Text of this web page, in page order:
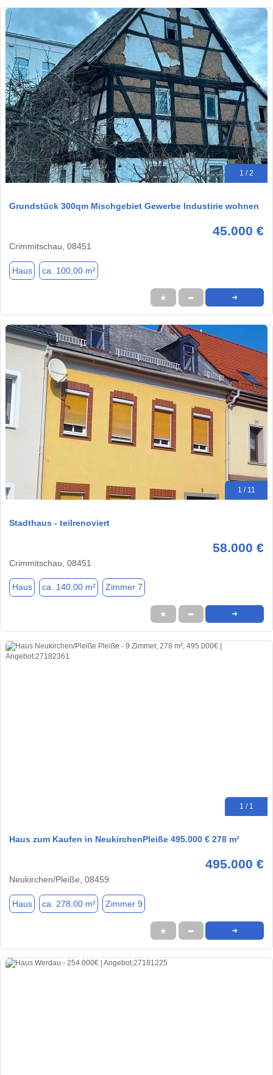
1 / 2
Grundstück 300qm Mischgebiet Gewerbe Industirie wohnen
45.000 €
Crimmitschau, 08451
Haus ca. 100,00 m²
★ ➦ ➜
1 / 11
Stadthaus - teilrenoviert
58.000 €
Crimmitschau, 08451
Haus ca. 140,00 m² Zimmer 7
★ ➦ ➜
1 / 1
Haus zum Kaufen in NeukirchenPleiße 495.000 € 278 m²
495.000 €
Neukirchen/Pleiße, 08459
Haus ca. 278,00 m² Zimmer 9
★ ➦ ➜